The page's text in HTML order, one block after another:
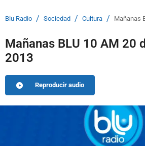
Blu Radio / Sociedad / Cultura / Mañanas
Mañanas BLU 10 AM 20
2013
Reproducir audio